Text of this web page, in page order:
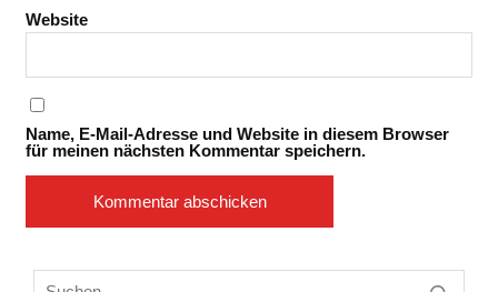
Website
Name, E-Mail-Adresse und Website in diesem Browser
für meinen nächsten Kommentar speichern.